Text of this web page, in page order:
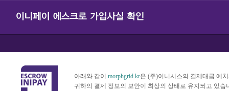
아래와 같이 morphgrid.kr은 (주)이니시스의 결제대금 예
귀하의 결제 정보의 보안이 최상의 상태로 유지되고 있습